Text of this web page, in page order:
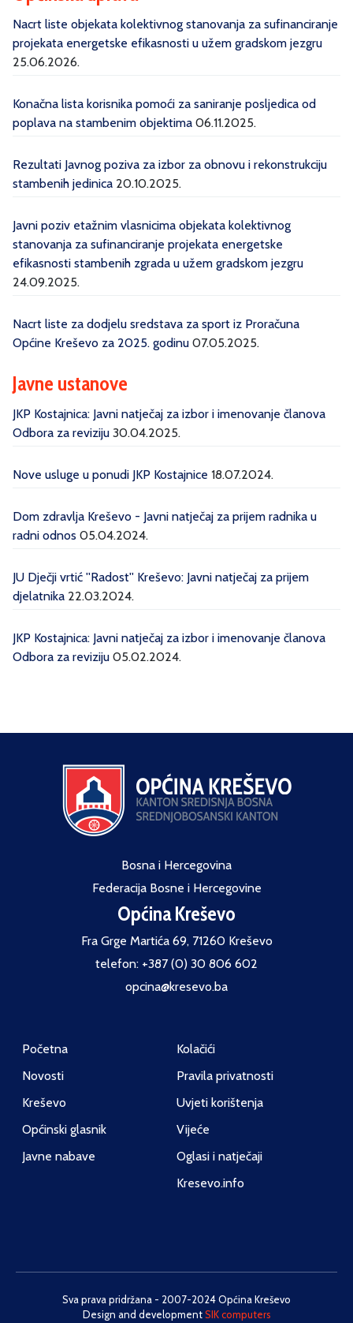
Nacrt liste objekata kolektivnog stanovanja za sufinanciranje
projekata energetske efikasnosti u užem gradskom jezgru
25.06.2026.
Konačna lista korisnika pomoći za saniranje posljedica od
poplava na stambenim objektima 06.11.2025.
Rezultati Javnog poziva za izbor za obnovu i rekonstrukciju
stambenih jedinica 20.10.2025.
Javni poziv etažnim vlasnicima objekata kolektivnog
stanovanja za sufinanciranje projekata energetske
efikasnosti stambenih zgrada u užem gradskom jezgru
24.09.2025.
Nacrt liste za dodjelu sredstava za sport iz Proračuna
Općine Kreševo za 2025. godinu 07.05.2025.
Javne ustanove
JKP Kostajnica: Javni natječaj za izbor i imenovanje članova
Odbora za reviziju 30.04.2025.
Nove usluge u ponudi JKP Kostajnice 18.07.2024.
Dom zdravlja Kreševo - Javni natječaj za prijem radnika u
radni odnos 05.04.2024.
JU Dječji vrtić ''Radost'' Kreševo: Javni natječaj za prijem
djelatnika 22.03.2024.
JKP Kostajnica: Javni natječaj za izbor i imenovanje članova
Odbora za reviziju 05.02.2024.
Bosna i Hercegovina
Federacija Bosne i Hercegovine
Općina Kreševo
Fra Grge Martića 69, 71260 Kreševo
telefon: +387 (0) 30 806 602
opcina@kresevo.ba
Početna
Novosti
Kreševo
Općinski glasnik
Javne nabave
Kolačići
Pravila privatnosti
Uvjeti korištenja
Vijeće
Oglasi i natječaji
Kresevo.info
Sva prava pridržana - 2007-2024 Općina Kreševo
Design and developmentSIK computers